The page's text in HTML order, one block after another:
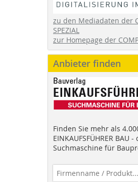
zu den Mediadaten der
SPEZIAL
zur Homepage der
Anbieter finden
Finden Sie mehr als
EINKAUFSFÜHRER BAU -
Suchmaschine für